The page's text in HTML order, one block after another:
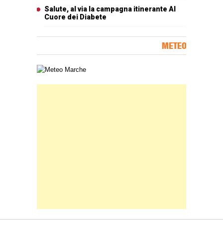
Salute, al via la campagna itinerante Al
Cuore dei Diabete
METEO
Carta meteorologica delle Marche